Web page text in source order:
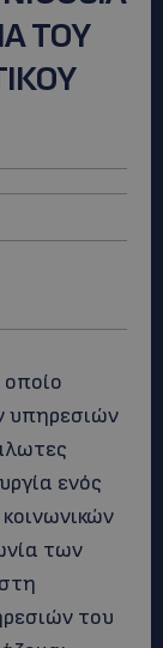
ΤΟΥ
υπηρεσιών
ενός
των
του